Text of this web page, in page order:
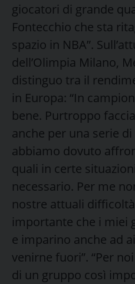
giocatori di grande
Fontecchio che sta
spazio in NBA”.
dell’Olimpia Milano,
distinguo tra il
in Europa: “In
bene. Purtroppo
anche per una serie
abbiamo dovuto
quali in certe
necessario. Per me
nostre attuali
importante che i miei
e imparino anche ad
venirne fuori”. “Per
di un gruppo così